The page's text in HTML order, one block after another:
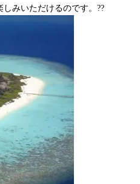
みいただけるのです。??